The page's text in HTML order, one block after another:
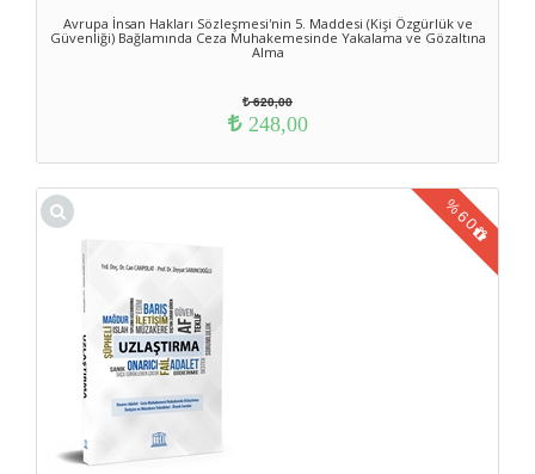
Avrupa İnsan Hakları Sözleşmesi'nin 5. Maddesi (Kişi Özgürlük ve
Güvenliği) Bağlamında Ceza Muhakemesinde Yakalama ve Gözaltına
Alma
620,00
248,00
%
60